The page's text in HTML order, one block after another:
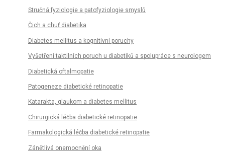
Stručná fyziologie a patofyziologie smyslů
Čich a chuť diabetika
Diabetes mellitus a kognitivní poruchy
Vyšetření taktilních poruch u diabetiků a spolupráce s neurologem
Diabetická oftalmopatie
Patogeneze diabetické retinopatie
Katarakta, glaukom a diabetes mellitus
Chirurgická léčba diabetické retinopatie
Farmakologická léčba diabetické retinopatie
Zánětlivá onemocnění oka